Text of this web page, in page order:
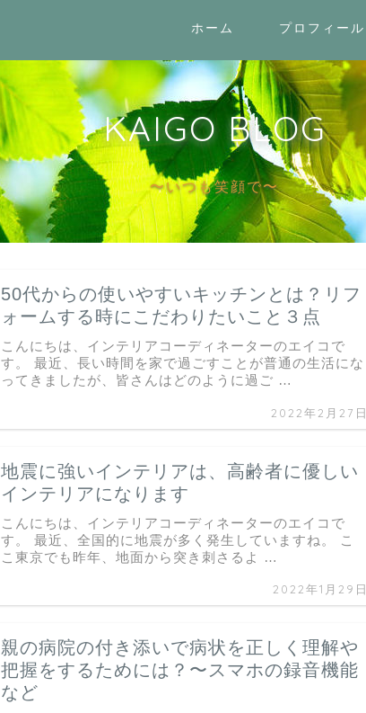
ホーム プロフィール
KAIGO BLOG
〜いつも笑顔で〜
50代からの使いやすいキッチンとは？リフ
ォームする時にこだわりたいこと３点
2022年2月27日
こんにちは、インテリアコーディネーターのエイコで
す。 最近、長い時間を家で過ごすことが普通の生活にな
ってきましたが、皆さんはどのように過ご …
地震に強いインテリアは、高齢者に優しい
インテリアになります
2022年1月29日
こんにちは、インテリアコーディネーターのエイコで
す。 最近、全国的に地震が多く発生していますね。 こ
こ東京でも昨年、地面から突き刺さるよ …
親の病院の付き添いで病状を正しく理解や
把握をするためには？〜スマホの録音機能
など